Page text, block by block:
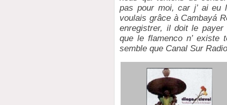
pas pour moi, car j’ ai eu
voulais grâce à Cambayá
enregistrer, il doit le
que le flamenco n’ existe
semble que Canal Sur